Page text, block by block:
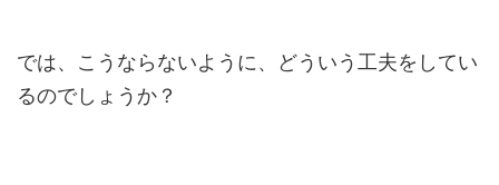
では、こうならないように、どういう工夫をしてい
るのでしょうか？